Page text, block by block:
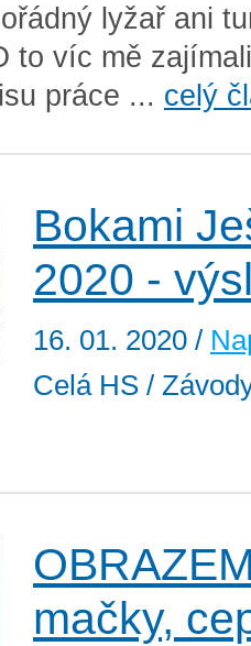
lyžař ani
to víc mě
práce ... celý
Bokami
2020 -
16. 01. 2020 /
Celá HS /
mačky,